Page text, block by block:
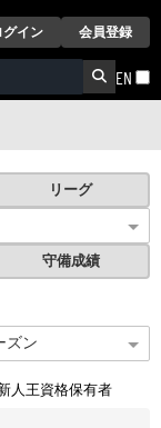
グイン 会員登録
EN
リーグ
守備成績
人王資格保有者